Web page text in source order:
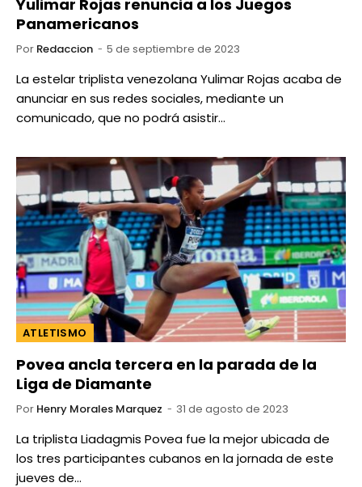
Yulimar Rojas renuncia a los Juegos
Panamericanos
Por Redaccion 5 de septiembre de 2023
La estelar triplista venezolana Yulimar Rojas acaba de
anunciar en sus redes sociales, mediante un
comunicado, que no podrá asistir…
ATLETISMO
Povea ancla tercera en la parada de la
Liga de Diamante
Por Henry Morales Marquez 31 de agosto de 2023
La triplista Liadagmis Povea fue la mejor ubicada de
los tres participantes cubanos en la jornada de este
jueves de…